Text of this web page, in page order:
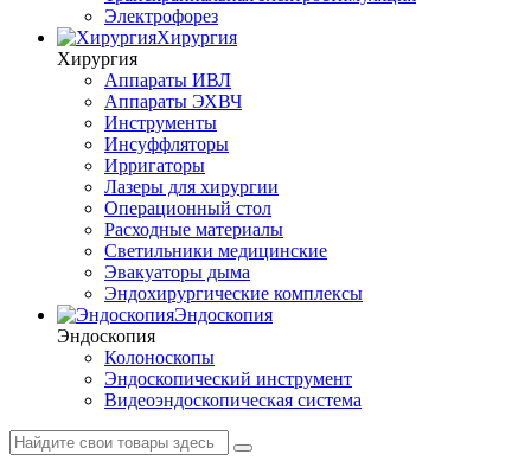
Электрофорез
Хирургия
Хирургия
Аппараты ИВЛ
Аппараты ЭХВЧ
Инструменты
Инсуффляторы
Ирригаторы
Лазеры для хирургии
Операционный стол
Расходные материалы
Светильники медицинские
Эвакуаторы дыма
Эндохирургические комплексы
Эндоскопия
Эндоскопия
Колоноскопы
Эндоскопический инструмент
Видеоэндоскопическая система